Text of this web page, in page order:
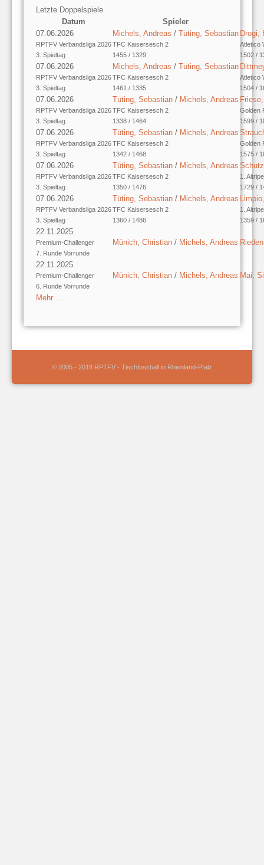
Letzte Doppelspiele
Datum
Spieler
07.06.2026
RPTFV Verbandsliga 2026
3. Spieltag
Michels, Andreas / Tüting, Sebastian
TFC Kaisersesch 2
1455 / 1329
Drogi,
Atletico
1502 /
07.06.2026
RPTFV Verbandsliga 2026
3. Spieltag
Michels, Andreas / Tüting, Sebastian
TFC Kaisersesch 2
1461 / 1335
Atletico
1504 /
07.06.2026
RPTFV Verbandsliga 2026
3. Spieltag
Tüting, Sebastian / Michels, Andreas
TFC Kaisersesch 2
1338 / 1464
Golden
1599 /
07.06.2026
RPTFV Verbandsliga 2026
3. Spieltag
Tüting, Sebastian / Michels, Andreas
TFC Kaisersesch 2
1342 / 1468
Golden
1575 /
07.06.2026
RPTFV Verbandsliga 2026
3. Spieltag
Tüting, Sebastian / Michels, Andreas
TFC Kaisersesch 2
1350 / 1476
1.
1729 /
07.06.2026
RPTFV Verbandsliga 2026
3. Spieltag
Tüting, Sebastian / Michels, Andreas
TFC Kaisersesch 2
1360 / 1486
1.
1359 /
22.11.2025
Premium-Challenger
7. Runde Vorrunde
Münich, Christian / Michels, Andreas
22.11.2025
Premium-Challenger
6. Runde Vorrunde
Münich, Christian / Michels, Andreas Mai,
Mehr …
© 2005 - 2018 RPTFV - Tischfussball in Rheinland-Pfalz